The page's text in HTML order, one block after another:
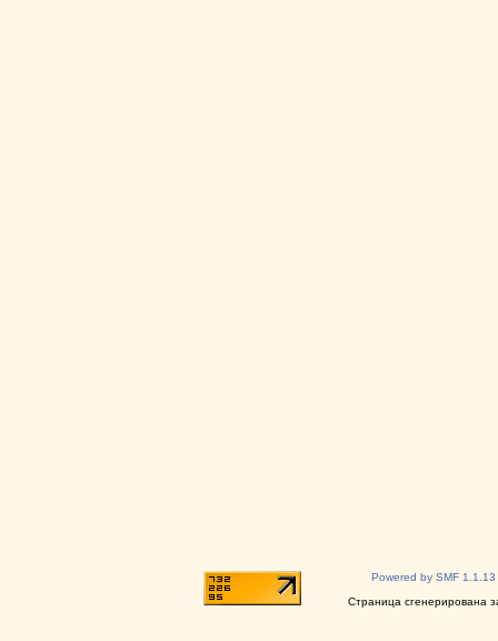
Powered by SMF 1.1.13
Страница сгенерирована